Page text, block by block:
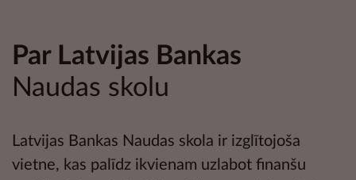
Par Latvijas Bankas
Naudas skolu
Latvijas Bankas Naudas skola ir izglītojoša
vietne, kas palīdz ikvienam uzlabot finanšu